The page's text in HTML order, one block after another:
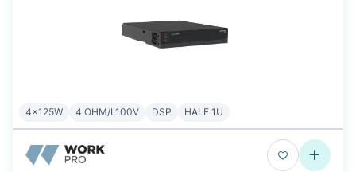
4x125W 4 OHM/L100V DSP HALF 1U